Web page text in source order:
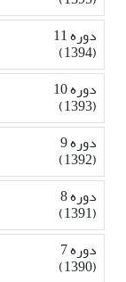
دوره 11
(1394)
دوره 10
(1393)
دوره 9
(1392)
دوره 8
(1391)
دوره 7
(1390)